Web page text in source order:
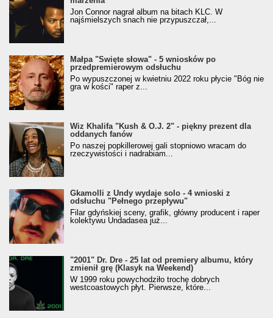
Jon Connor nagrał album na bitach KLC. W
najśmielszych snach nie przypuszczał,...
Małpa "Święte słowa" - 5 wniosków po
przedpremierowym odsłuchu
Po wypuszczonej w kwietniu 2022 roku płycie "Bóg nie
gra w kości" raper z...
Wiz Khalifa "Kush & O.J. 2" - piękny prezent dla
oddanych fanów
Po naszej popkillerowej gali stopniowo wracam do
rzeczywistości i nadrabiam...
Gkamolli z Undy wydaje solo - 4 wnioski z
odsłuchu "Pełnego przepływu"
Filar gdyńskiej sceny, grafik, główny producent i raper
kolektywu Undadasea już...
"2001" Dr. Dre - 25 lat od premiery albumu, który
zmienił grę (Klasyk na Weekend)
W 1999 roku powychodziło trochę dobrych
westcoastowych płyt. Pierwsze, które...